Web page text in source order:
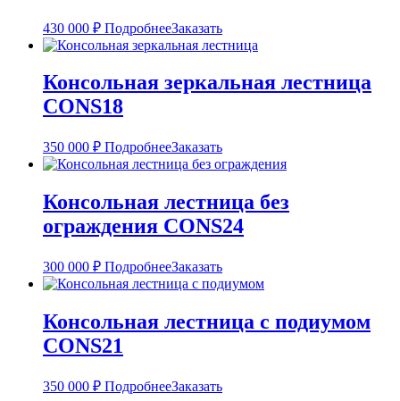
430 000 ₽ ПодробнееЗаказать
Консольная зеркальная лестница
CONS18
350 000 ₽ ПодробнееЗаказать
Консольная лестница без
ограждения CONS24
300 000 ₽ ПодробнееЗаказать
Консольная лестница с подиумом
CONS21
350 000 ₽ ПодробнееЗаказать